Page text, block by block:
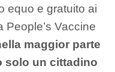
equo e gratuito ai
People’s Vaccine
maggior parte
solo un cittadino